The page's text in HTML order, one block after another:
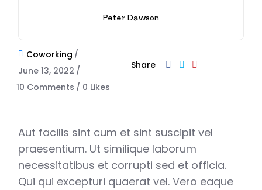
Peter Dawson
Coworking
June 13, 2022
10 Comments
0 Likes
Share
Aut facilis sint cum et sint suscipit vel
praesentium. Ut similique laborum
necessitatibus et corrupti sed et officia.
Qui qui excepturi quaerat vel. Vero eaque